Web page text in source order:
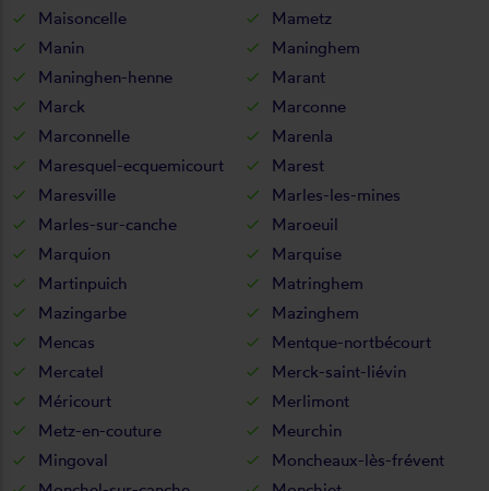
Maisoncelle
Mametz
Manin
Maninghem
Maninghen-henne
Marant
Marck
Marconne
Marconnelle
Marenla
Maresquel-ecquemicourt
Marest
Maresville
Marles-les-mines
Marles-sur-canche
Maroeuil
Marquion
Marquise
Martinpuich
Matringhem
Mazingarbe
Mazinghem
Mencas
Mentque-nortbécourt
Mercatel
Merck-saint-liévin
Méricourt
Merlimont
Metz-en-couture
Meurchin
Mingoval
Moncheaux-lès-frévent